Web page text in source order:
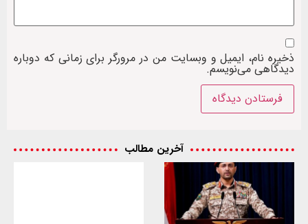
ذخیره نام، ایمیل و وبسایت من در مرورگر برای زمانی که دوباره
دیدگاهی می‌نویسم.
آخرین مطالب